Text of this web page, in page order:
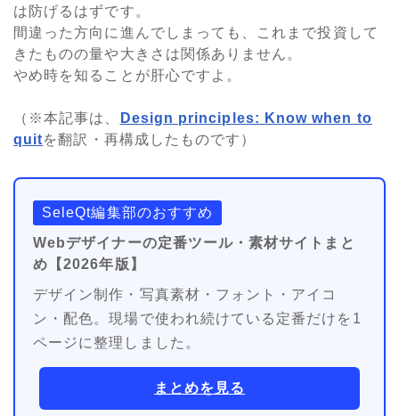
は防げるはずです。
間違った方向に進んでしまっても、これまで投資して
きたものの量や大きさは関係ありません。
やめ時を知ることが肝心ですよ。
（※本記事は、
Design principles: Know when to
quitを翻訳・再構成したものです）
SeleQt編集部のおすすめ
Webデザイナーの定番ツール・素材サイトまと
め【2026年版】
デザイン制作・写真素材・フォント・アイコ
ン・配色。現場で使われ続けている定番だけを1
ページに整理しました。
まとめを見る